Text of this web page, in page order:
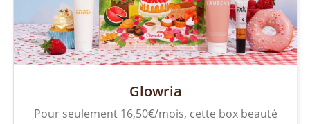
Glowria
Pour seulement 16,50€/mois, cette box beauté